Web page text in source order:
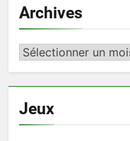
Archives
Archives
Jeux